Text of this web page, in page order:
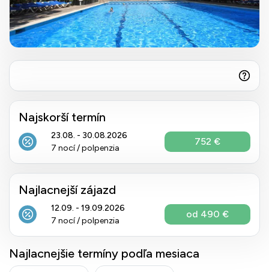
Najskorší termín
23.08. - 30.08.2026
7 nocí / polpenzia
752 €
Najlacnejší zájazd
12.09. - 19.09.2026
7 nocí / polpenzia
od 490 €
Najlacnejšie termíny podľa mesiaca